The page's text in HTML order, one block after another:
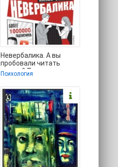
Невербалика. А вы
пробовали читать
мысли? Техники,
общения -
Психология